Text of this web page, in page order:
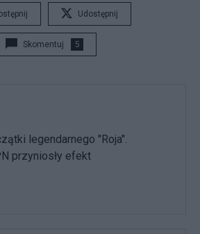
Udostępnij
Skomentuj 5
legendarnego "Roja".
przyniosły efekt